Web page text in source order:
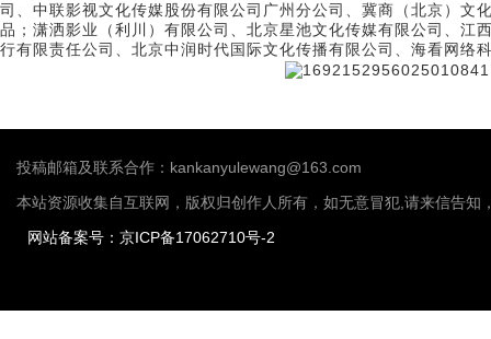
司、中联影视文化传媒股份有限公司广州分公司、冀商（北京）文
品；潇洒影业（利川）有限公司、北京星池文化传媒有限公司、江
行有限责任公司、北京中润时代国际文化传播有限公司、海看网络
投稿邮箱及联系合作：kankanyulewang@163.com
本站资源收集自互联网，版权归创作人所有，如无意冒犯,请来信告知
网站备案号：京ICP备17062710号-2